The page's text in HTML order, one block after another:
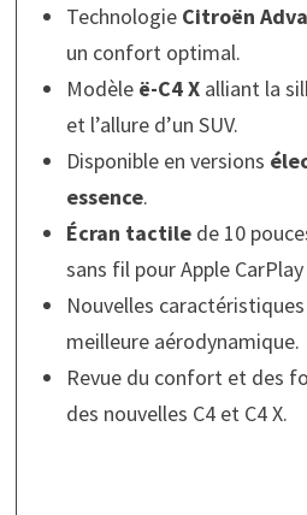
Technologie Citroën
un confort optimal.
Modèle ë-C4 Xalliant la
et l’allure d’un SUV.
Disponible en versions
essence.
Écran tactilede 10
sans fil pour Apple
Nouvelles caractéristiques
meilleure aérodynamique.
Revue du confort et des
des nouvelles C4 et C4 X.